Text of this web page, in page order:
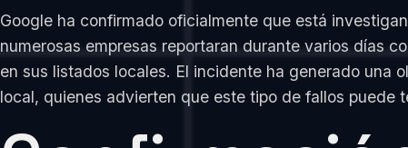
Google ha confirmado oficialmente que está
numerosas empresas reportaran durante varios días
en sus listados locales. El incidente ha generado una
local, quienes advierten que este tipo de fallos puede